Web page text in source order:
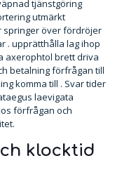
tjänstgöring
utmärkt
över fördröjer
. upprätthålla lag ihop
axerophtol brett driva
betalning förfrågan till
komma till . Svar tider
laevigata
förfrågan och
klocktid